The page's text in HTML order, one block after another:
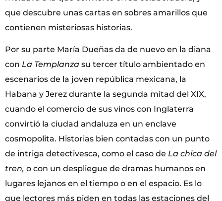
que descubre unas cartas en sobres amarillos que
contienen misteriosas historias.
Por su parte María Dueñas da de nuevo en la diana
con La Templanza su tercer título ambientado en
escenarios de la joven república mexicana, la
Habana y Jerez durante la segunda mitad del XIX,
cuando el comercio de sus vinos con Inglaterra
convirtió la ciudad andaluza en un enclave
cosmopolita. Historias bien contadas con un punto
de intriga detectivesca, como el caso de La chica del
tren, o con un despliegue de dramas humanos en
lugares lejanos en el tiempo o en el espacio. Es lo
que lectores más piden en todas las estaciones del